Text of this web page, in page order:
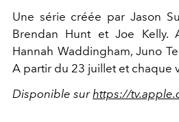
Une série créée par Jason
Brendan Hunt et Joe Kelly.
Hannah Waddingham, Juno
A partir du 23 juillet et chaque
Disponible surhttps://